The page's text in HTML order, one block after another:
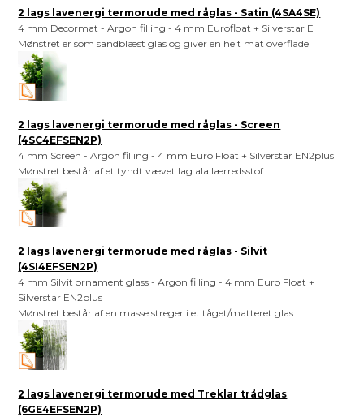
2 lags lavenergi termorude med råglas - Satin (4SA4SE)
4 mm Decormat - Argon filling - 4 mm Eurofloat + Silverstar E
Mønstret er som sandblæst glas og giver en helt mat overflade
2 lags lavenergi termorude med råglas - Screen
(4SC4EFSEN2P)
4 mm Screen - Argon filling - 4 mm Euro Float + Silverstar EN2plus
Mønstret består af et tyndt vævet lag ala lærredsstof
2 lags lavenergi termorude med råglas - Silvit
(4SI4EFSEN2P)
4 mm Silvit ornament glass - Argon filling - 4 mm Euro Float +
Silverstar EN2plus
Mønstret består af en masse streger i et tåget/matteret glas
2 lags lavenergi termorude med Treklar trådglas
(6GE4EFSEN2P)